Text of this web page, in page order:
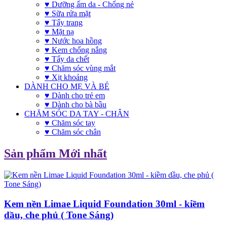
♥ Dưỡng ẩm da - Chống nẻ
♥ Sữa rửa mặt
♥ Tẩy trang
♥ Mặt nạ
♥ Nước hoa hồng
♥ Kem chống nắng
♥ Tẩy da chết
♥ Chăm sóc vùng mắt
♥ Xịt khoáng
DÀNH CHO MẸ VÀ BÉ
♥ Dành cho trẻ em
♥ Dành cho bà bầu
CHĂM SÓC DA TAY - CHÂN
♥ Chăm sóc tay
♥ Chăm sóc chân
Sản phẩm Mới nhất
Kem nền Limae Liquid Foundation 30ml - kiềm
dầu, che phủ ( Tone Sáng)